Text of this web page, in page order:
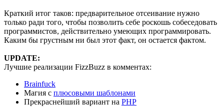
Краткий итог таков: предварительное отсеивание нужно
только ради того, чтобы позволить себе роскошь собеседовать
программистов, действительно умеющих программировать.
Каким бы грустным ни был этот факт, он остается фактом.
UPDATE:
Лучшие реализации FizzBuzz в комментах:
Brainfuck
Магия с плюсовыми шаблонами
Прекраснейший вариант на PHP